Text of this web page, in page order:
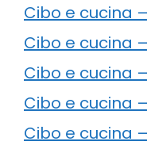
Cibo e cucina
Cibo e cucina
Cibo e cucina
Cibo e cucina
Cibo e cucina